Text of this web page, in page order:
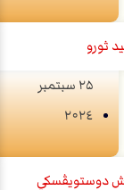
ثورو
۲۵ سبتمبر
۲۰۲٤
دوستويڤسكي